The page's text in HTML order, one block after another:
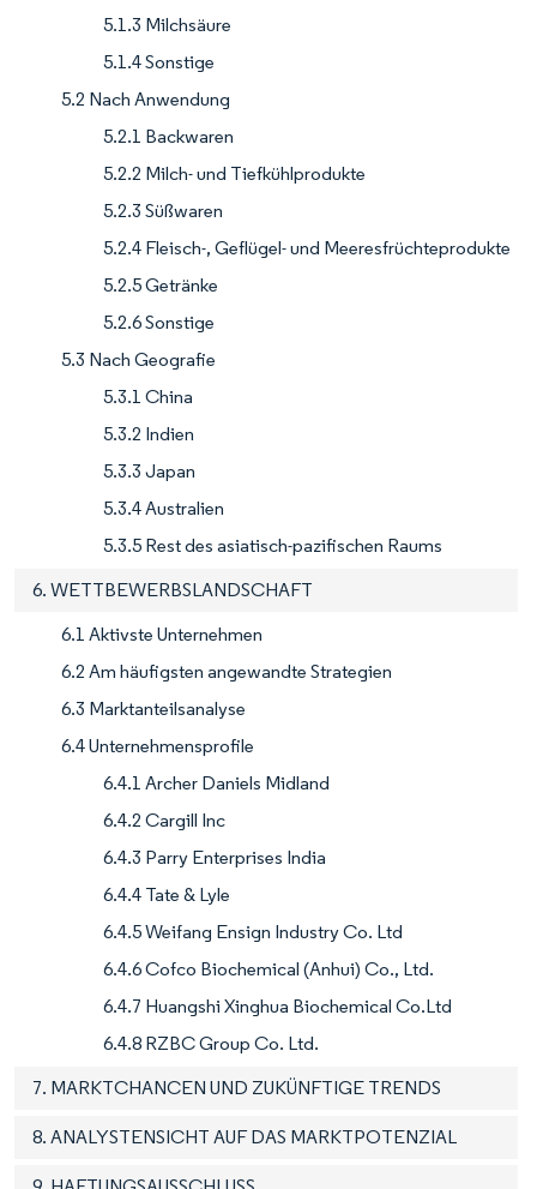
5.1.3 Milchsäure
5.1.4 Sonstige
5.2 Nach Anwendung
5.2.1 Backwaren
5.2.2 Milch- und Tiefkühlprodukte
5.2.3 Süßwaren
5.2.4 Fleisch-, Geflügel- und Meeresfrüchteprodukte
5.2.5 Getränke
5.2.6 Sonstige
5.3 Nach Geografie
5.3.1 China
5.3.2 Indien
5.3.3 Japan
5.3.4 Australien
5.3.5 Rest des asiatisch-pazifischen Raums
6. WETTBEWERBSLANDSCHAFT
6.1 Aktivste Unternehmen
6.2 Am häufigsten angewandte Strategien
6.3 Marktanteilsanalyse
6.4 Unternehmensprofile
6.4.1 Archer Daniels Midland
6.4.2 Cargill Inc
6.4.3 Parry Enterprises India
6.4.4 Tate & Lyle
6.4.5 Weifang Ensign Industry Co. Ltd
6.4.6 Cofco Biochemical (Anhui) Co., Ltd.
6.4.7 Huangshi Xinghua Biochemical Co.Ltd
6.4.8 RZBC Group Co. Ltd.
7. MARKTCHANCEN UND ZUKÜNFTIGE TRENDS
8. ANALYSTENSICHT AUF DAS MARKTPOTENZIAL